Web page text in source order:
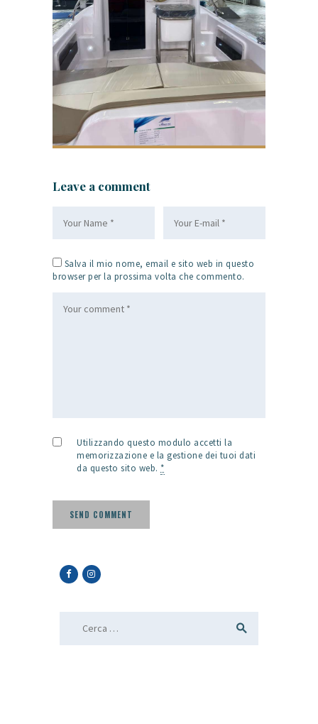
Leave a comment
Salva il mio nome, email e sito web in questo
browser per la prossima volta che commento.
Utilizzando questo modulo accetti la
memorizzazione e la gestione dei tuoi dati
da questo sito web. *